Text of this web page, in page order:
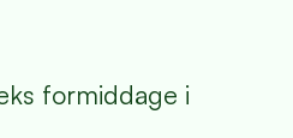
formiddage i